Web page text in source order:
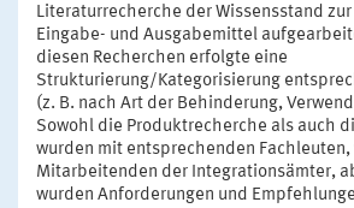
Literaturrecherche der Wissensstand
Eingabe- und Ausgabemittel
diesen Recherchen erfolgte eine
Strukturierung/Kategorisierung
(z. B. nach Art der Behinderung,
Sowohl die Produktrecherche als auch
wurden mit entsprechenden Fachleuten,
Mitarbeitenden der Integrationsämter,
wurden Anforderungen und